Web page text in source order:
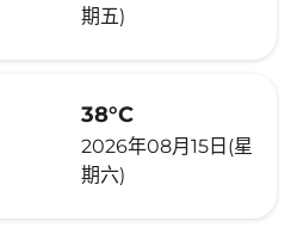
期五)
38°C
2026年08月15日(星
期六)